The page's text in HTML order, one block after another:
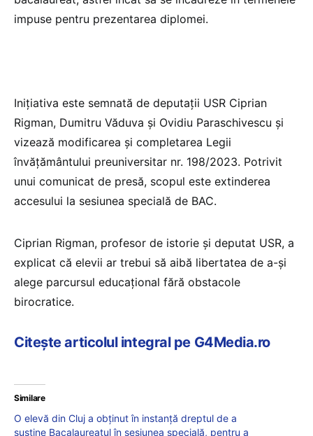
impuse pentru prezentarea diplomei.
Inițiativa este semnată de deputații USR Ciprian
Rigman, Dumitru Văduva și Ovidiu Paraschivescu și
vizează modificarea și completarea Legii
învățământului preuniversitar nr. 198/2023. Potrivit
unui comunicat de presă, scopul este extinderea
accesului la sesiunea specială de BAC.
Ciprian Rigman, profesor de istorie și deputat USR, a
explicat că elevii ar trebui să aibă libertatea de a-și
alege parcursul educațional fără obstacole
birocratice.
Citește articolul integral pe G4Media.ro
Similare
O elevă din Cluj a obținut în instanță dreptul de a
susține Bacalaureatul în sesiunea specială, pentru a